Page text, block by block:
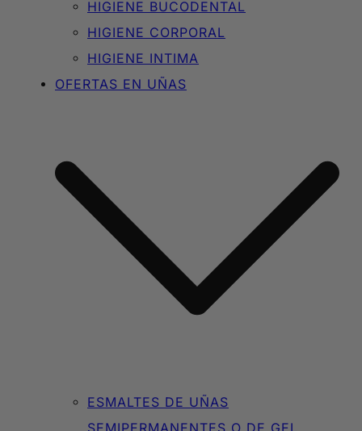
HIGIENE BUCODENTAL
HIGIENE CORPORAL
HIGIENE INTIMA
OFERTAS EN UÑAS
ESMALTES DE UÑAS
SEMIPERMANENTES O DE GEL